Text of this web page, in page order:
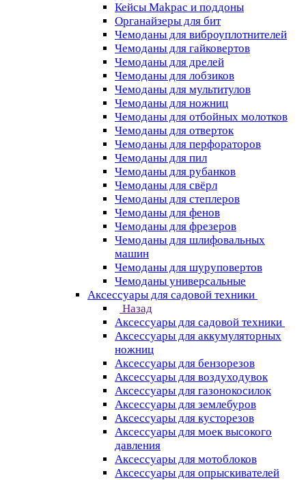
Кейсы Makpac и поддоны
Органайзеры для бит
Чемоданы для виброуплотнителей
Чемоданы для гайковертов
Чемоданы для дрелей
Чемоданы для лобзиков
Чемоданы для мультитулов
Чемоданы для ножниц
Чемоданы для отбойных молотков
Чемоданы для отверток
Чемоданы для перфораторов
Чемоданы для пил
Чемоданы для рубанков
Чемоданы для свёрл
Чемоданы для степлеров
Чемоданы для фенов
Чемоданы для фрезеров
Чемоданы для шлифовальных
машин
Чемоданы для шуруповертов
Чемоданы универсальные
Аксессуары для садовой техники
Назад
Аксессуары для садовой техники
Аксессуары для аккумуляторных
ножниц
Аксессуары для бензорезов
Аксессуары для воздуходувок
Аксессуары для газонокосилок
Аксессуары для землебуров
Аксессуары для кусторезов
Аксессуары для моек высокого
давления
Аксессуары для мотоблоков
Аксессуары для опрыскивателей